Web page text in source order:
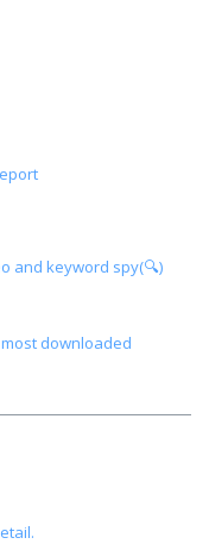
and keyword spy(🔍)
most downloaded